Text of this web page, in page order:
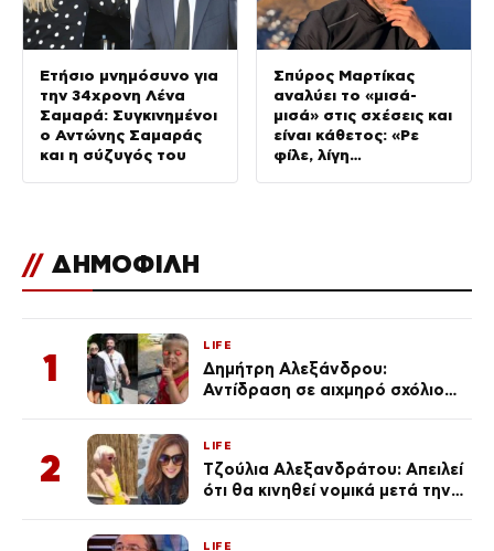
Ετήσιο μνημόσυνο για
την 34χρονη Λένα
Σαμαρά: Συγκινημένοι
ο Αντώνης Σαμαράς
και η σύζυγός του
Σπύρος Μαρτίκας
αναλύει το «μισά-
μισά» στις σχέσεις και
είναι κάθετος: «Ρε
φίλε, λίγη
// ΔΗΜΟΦΙΛΗ
1
LIFE
Δημήτρη Αλεξάνδρου:
Αντίδραση σε αιχμηρό σχόλιο
2
LIFE
Τζούλια Αλεξανδράτου: Απειλεί
ότι θα κινηθεί νομικά μετά την
LIFE